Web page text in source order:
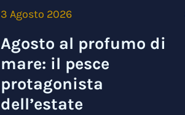
3 Agosto 2026
Agosto al profumo di
mare: il pesce
protagonista
dell’estate